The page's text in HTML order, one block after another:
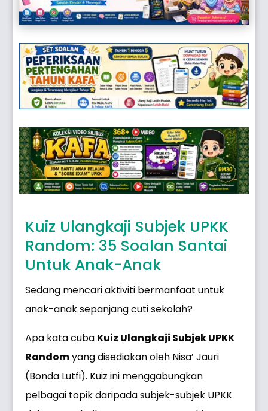
Kuiz Ulangkaji Subjek UPKK
Random: 35 Soalan Santai
Untuk Anak-Anak
Sedang mencari aktiviti bermanfaat untuk
anak-anak sepanjang cuti sekolah?
Apa kata cuba Kuiz Ulangkaji Subjek UPKK
Randomyang disediakan oleh Nisa’ Jauri
(Bonda Lutfi). Kuiz ini menggabungkan
pelbagai topik daripada subjek-subjek UPKK